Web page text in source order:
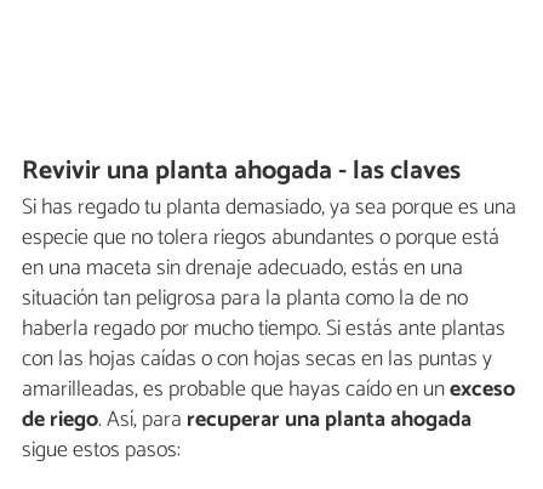
Revivir una planta ahogada - las claves
Si has regado tu planta demasiado, ya sea porque es una
especie que no tolera riegos abundantes o porque está
en una maceta sin drenaje adecuado, estás en una
situación tan peligrosa para la planta como la de no
haberla regado por mucho tiempo. Si estás ante plantas
con las hojas caídas o con hojas secas en las puntas y
amarilleadas, es probable que hayas caído en unexceso
de riego. Así, para recuperar una planta ahogada
sigue estos pasos: